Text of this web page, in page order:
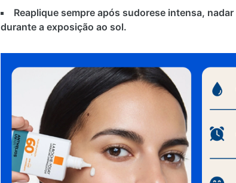
Reaplique sempre após sudorese intensa,
durante a exposição ao sol.